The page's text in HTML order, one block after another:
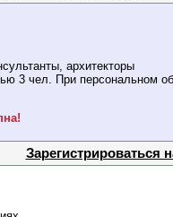
архитекторы
3 чел. При персональном
Зарегистрироваться